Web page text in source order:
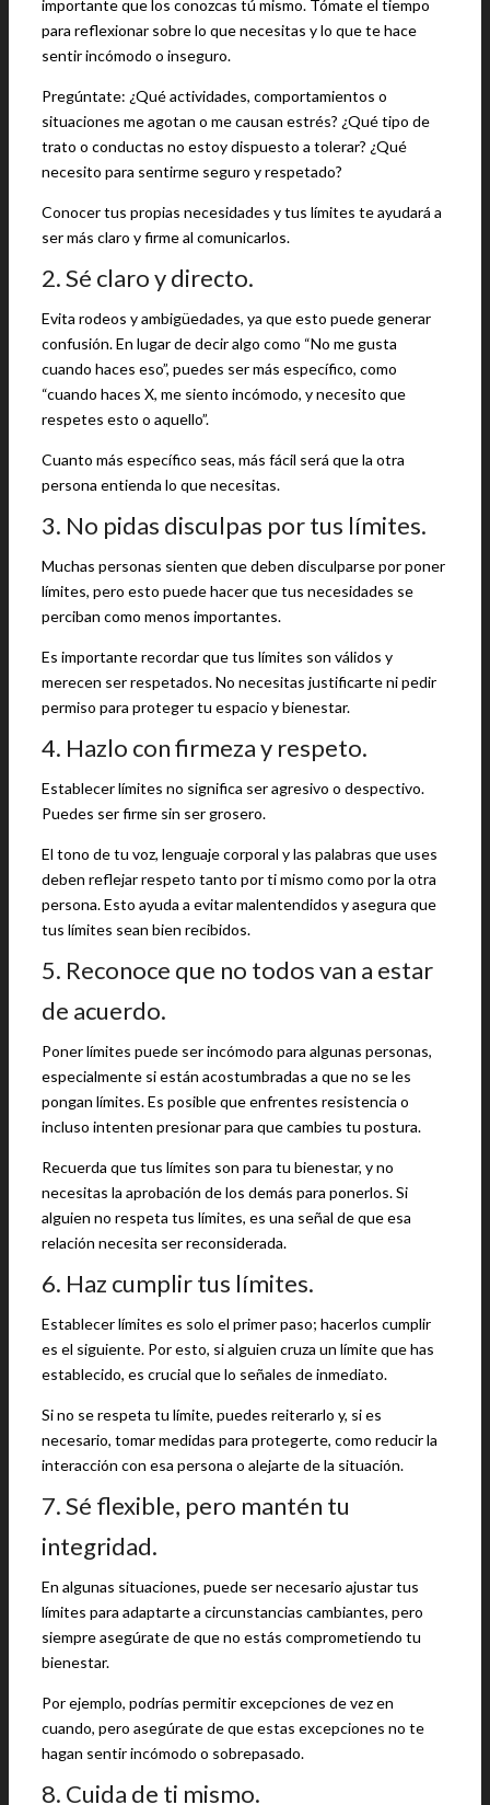
importante que los conozcas tú mismo. Tómate el tiempo
para reflexionar sobre lo que necesitas y lo que te hace
sentir incómodo o inseguro.
Pregúntate: ¿Qué actividades, comportamientos o
situaciones me agotan o me causan estrés? ¿Qué tipo de
trato o conductas no estoy dispuesto a tolerar? ¿Qué
necesito para sentirme seguro y respetado?
Conocer tus propias necesidades y tus límites te ayudará a
ser más claro y firme al comunicarlos.
2. Sé claro y directo.
Evita rodeos y ambigüedades, ya que esto puede generar
confusión. En lugar de decir algo como “No me gusta
cuando haces eso”, puedes ser más específico, como
“cuando haces X, me siento incómodo, y necesito que
respetes esto o aquello”.
Cuanto más específico seas, más fácil será que la otra
persona entienda lo que necesitas.
3. No pidas disculpas por tus límites.
Muchas personas sienten que deben disculparse por poner
límites, pero esto puede hacer que tus necesidades se
perciban como menos importantes.
Es importante recordar que tus límites son válidos y
merecen ser respetados. No necesitas justificarte ni pedir
permiso para proteger tu espacio y bienestar.
4. Hazlo con firmeza y respeto.
Establecer límites no significa ser agresivo o despectivo.
Puedes ser firme sin ser grosero.
El tono de tu voz, lenguaje corporal y las palabras que uses
deben reflejar respeto tanto por ti mismo como por la otra
persona. Esto ayuda a evitar malentendidos y asegura que
tus límites sean bien recibidos.
5. Reconoce que no todos van a estar
de acuerdo.
Poner límites puede ser incómodo para algunas personas,
especialmente si están acostumbradas a que no se les
pongan límites. Es posible que enfrentes resistencia o
incluso intenten presionar para que cambies tu postura.
Recuerda que tus límites son para tu bienestar, y no
necesitas la aprobación de los demás para ponerlos. Si
alguien no respeta tus límites, es una señal de que esa
relación necesita ser reconsiderada.
6. Haz cumplir tus límites.
Establecer límites es solo el primer paso; hacerlos cumplir
es el siguiente. Por esto, si alguien cruza un límite que has
establecido, es crucial que lo señales de inmediato.
Si no se respeta tu límite, puedes reiterarlo y, si es
necesario, tomar medidas para protegerte, como reducir la
interacción con esa persona o alejarte de la situación.
7. Sé flexible, pero mantén tu
integridad.
En algunas situaciones, puede ser necesario ajustar tus
límites para adaptarte a circunstancias cambiantes, pero
siempre asegúrate de que no estás comprometiendo tu
bienestar.
Por ejemplo, podrías permitir excepciones de vez en
cuando, pero asegúrate de que estas excepciones no te
hagan sentir incómodo o sobrepasado.
8. Cuida de ti mismo.